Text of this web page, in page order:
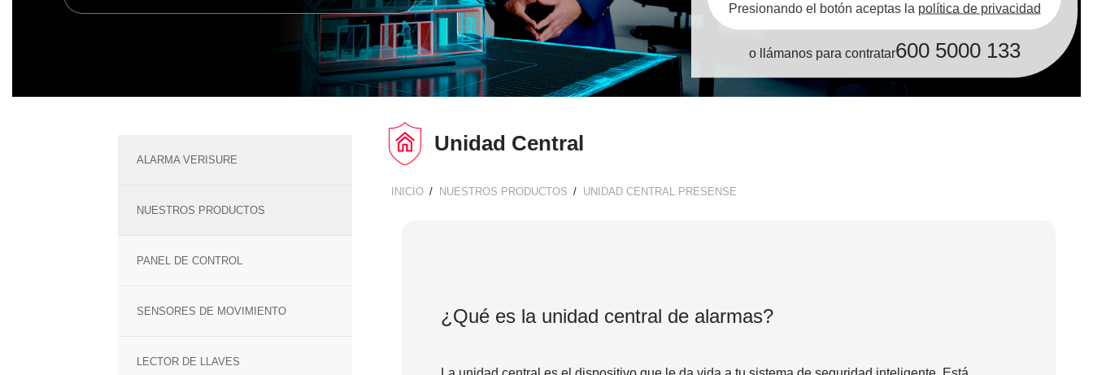
Presionando el botón aceptas la política de privacidad
o llámanos para contratar600 5000 133
ALARMA VERISURE
NUESTROS PRODUCTOS
PANEL DE CONTROL
SENSORES DE MOVIMIENTO
LECTOR DE LLAVES
Unidad Central
BREADCRUMB
INICIO NUESTROS PRODUCTOS UNIDAD CENTRAL PRESENSE
¿Qué es la unidad central de alarmas?